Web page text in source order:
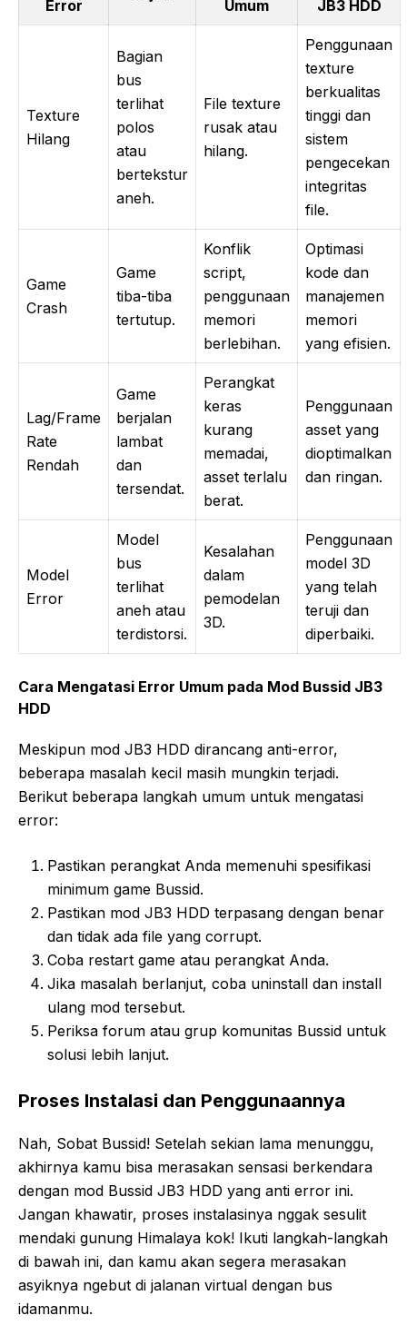
Error
Umum
JB3 HDD
Texture
Hilang
Bagian
bus
terlihat
polos
atau
bertekstur
aneh.
File texture
rusak atau
hilang.
Penggunaan
texture
berkualitas
tinggi dan
sistem
pengecekan
integritas
file.
Game
Crash
Game
tiba-tiba
tertutup.
Konflik
script,
penggunaan
memori
berlebihan.
Optimasi
kode dan
manajemen
memori
yang efisien.
Lag/Frame
Rate
Rendah
Game
berjalan
lambat
dan
tersendat.
Perangkat
keras
kurang
memadai,
asset terlalu
berat.
Penggunaan
asset yang
dioptimalkan
dan ringan.
Model
Error
Model
bus
terlihat
aneh atau
terdistorsi.
Kesalahan
dalam
pemodelan
3D.
Penggunaan
model 3D
yang telah
teruji dan
diperbaiki.
Cara Mengatasi Error Umum pada Mod Bussid JB3
HDD
Meskipun mod JB3 HDD dirancang anti-error,
beberapa masalah kecil masih mungkin terjadi.
Berikut beberapa langkah umum untuk mengatasi
error:
Pastikan perangkat Anda memenuhi spesifikasi
minimum game Bussid.
Pastikan mod JB3 HDD terpasang dengan benar
dan tidak ada file yang corrupt.
Coba restart game atau perangkat Anda.
Jika masalah berlanjut, coba uninstall dan install
ulang mod tersebut.
Periksa forum atau grup komunitas Bussid untuk
solusi lebih lanjut.
Proses Instalasi dan Penggunaannya
Nah, Sobat Bussid! Setelah sekian lama menunggu,
akhirnya kamu bisa merasakan sensasi berkendara
dengan mod Bussid JB3 HDD yang anti error ini.
Jangan khawatir, proses instalasinya nggak sesulit
mendaki gunung Himalaya kok! Ikuti langkah-langkah
di bawah ini, dan kamu akan segera merasakan
asyiknya ngebut di jalanan virtual dengan bus
idamanmu.